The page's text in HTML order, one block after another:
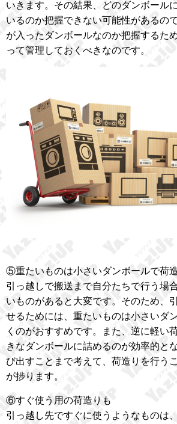
いきます。その結果、どのダンボール
いるのか把握できない可能性があるの
が入ったダンボールなのか把握するた
って管理しておくべきなのです。
⑤重たいものは小さいダンボールで荷
引っ越しで搬送まで自分たちで行う場
いものがあると大変です。そのため、
せるためには、重たいものは小さいダ
くのがおすすめです。また、逆に軽い
きなダンボールに詰めるのが効率的と
び出すことまで考えて、荷造りを行う
が捗ります。
⑥すぐ使う用の荷造りも
引っ越し先ですぐに使うようなものは